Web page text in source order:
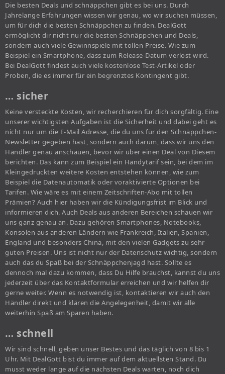
Die besten Deals und schnäppchen gibt es bei uns. Durch
Jahrelange Erfahrungen wissen wir genau, wo wir suchen müssen,
um für dich die besten Schnäppchen zu finden. DealGott
ermöglicht dir nicht nur die besten Schnäppchen und Deals,
sondern auch viele Gewinnspiele mit tollen Preise. Wie zum
Beispiel ein Smartphone, dass zum Release-Datum verlost wird.
Bei DealGott findest auch viele kostenlose Test-Artikel oder
Proben, die es immer für ein begrenztes Kontingent gibt.
… sicher
Keine versteckte Kosten, wir recherchieren für dich sorgfältig. Eine
unserer wichtigsten Aufgaben ist die Sicherheit und dabei geht es
nicht nur um die E-Mail Adresse, die du uns für den Schnäppchen-
Newsletter gegeben hast, sondern auch darum, dass wir uns den
Händler genau anschauen, bevor wir über einen Deal von Diesem
berichten. Das kann zum Beispiel ein Handytarif sein, bei dem im
Kleingedruckten weitere Kosten entstehen können, wie zum
Beispiel die Datenautomatik oder voraktivierte Optionen bei
Tarifen. Wie wäre es mit einem Zeitschriften-Abo mit tollen
Prämien? Auch hier haben wir die Kündigungsfrist im Blick und
informieren dich. Auch Deals aus anderen Bereichen schauen wir
uns ganz genau an. Dazu gehören Smartphones, Notebooks,
Konsolen aus anderen Ländern wie Frankreich, Italien, Spanien,
England und besonders China, mit den vielen Gadgets zu sehr
guten Preisen. Uns ist nicht nur der Datenschutz wichtig, sondern
auch das du Spaß bei der Schnäppchenjagd hast. Sollte es
dennoch mal dazu kommen, dass Du Hilfe brauchst, kannst du uns
jederzeit über das Kontaktformular erreichen und wir helfen dir
gerne weiter. Wenn es notwendig ist, kontaktieren wir auch den
Händler direkt und klären die Angelegenheit, damit wir alle
weiterhin Spaß am Sparen haben.
… schnell
Wir sind schnell, geben unser Bestes und das täglich von 8 bis 1
Uhr. Mit DealGott bist du immer auf dem aktuellsten Stand. Du
musst weder lange auf die nächsten Deals warten, noch dich